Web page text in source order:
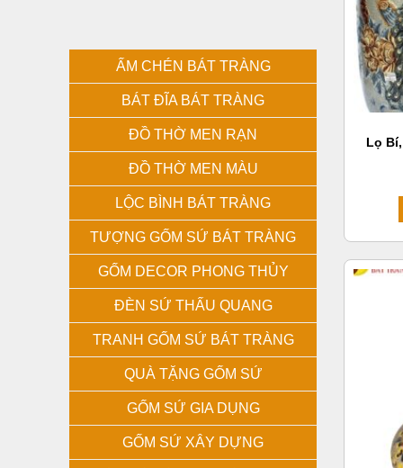
ẤM CHÉN BÁT TRÀNG
BÁT ĐĨA BÁT TRÀNG
ĐỒ THỜ MEN RẠN
ĐỒ THỜ MEN MÀU
LỘC BÌNH BÁT TRÀNG
TƯỢNG GỐM SỨ BÁT TRÀNG
GỐM DECOR PHONG THỦY
ĐÈN SỨ THẤU QUANG
TRANH GỐM SỨ BÁT TRÀNG
QUÀ TẶNG GỐM SỨ
GỐM SỨ GIA DỤNG
GỐM SỨ XÂY DỰNG
Lọ